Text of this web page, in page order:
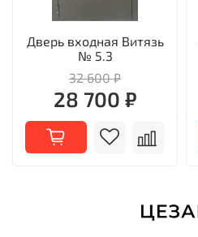
Дверь входная Витязь
№ 5.3
32 600 ₽
28 700 ₽